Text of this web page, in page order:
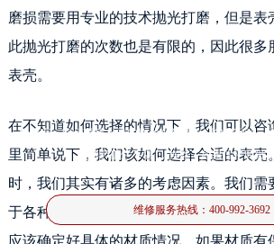
一般而言，即便品质上乘的物件当初多么“光鲜亮丽”，
变得“破烂不堪”，当然了如果你平时做
维修服务热线： 400-992-3692
磨损需要用专业的技术抛光打磨，但是表
此抛光打磨的次数也是有限的，因此很多
表壳。
在不知道如何选择的情况下，我们可以咨
里简单说下，我们该如何选择合适的表壳
时，我们其实有诸多的考虑因素。我们需
于各种名表的表壳的材质和样式都不同，
应该确定好具体的材质情况，如果材质有